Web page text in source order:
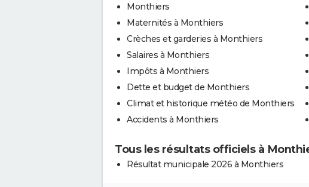
Monthiers
Maternités à Monthiers
Crèches et garderies à Monthiers
Salaires à Monthiers
Impôts à Monthiers
Dette et budget de Monthiers
Climat et historique météo de Monthiers
Accidents à Monthiers
Tous les résultats officiels à
Résultat municipale 2026 à Monthiers